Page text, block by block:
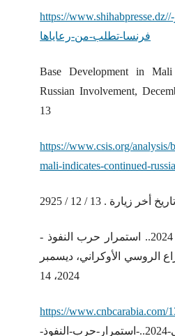
https://www.shihabpresse.dz//تدهور-أمني-خطير-
فرنسا-تطلب-من-رعاياها
Base Development in Mali
Russian Involvement,
13
https://www.csis.org/analysis/
mali-indicates-continued-
- الساحل الأفريقي في 2024.. استمرار حرب النفوذ
الروسي الأوكراني، ديسمبر
2024، 14
https://www.cnbcarabia.com/
الساحل-الأفريقي-في-2024..-استمرار-حرب-النفوذ-